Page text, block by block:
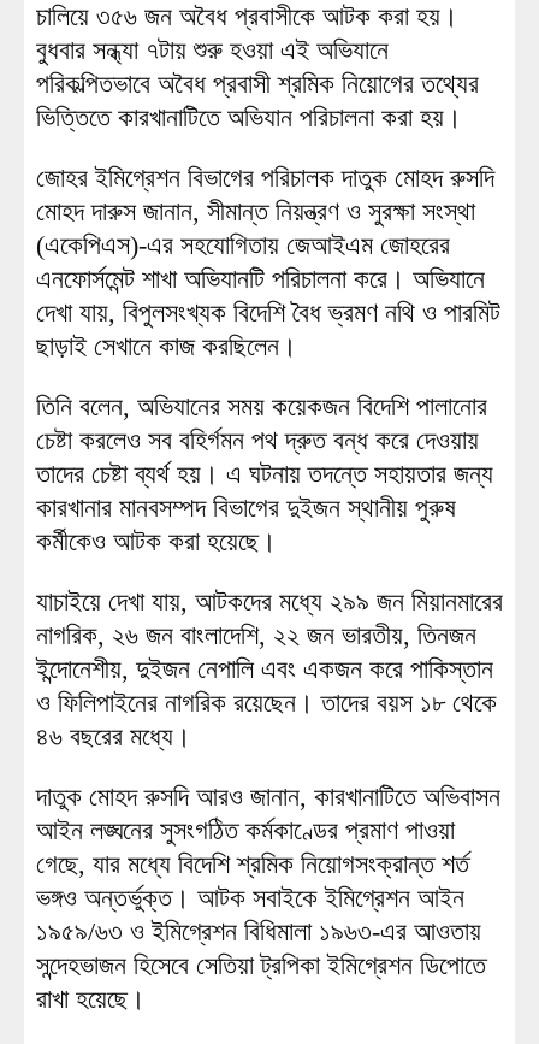
চালিয়ে ৩৫৬ জন অবৈধ প্রবাসীকে আটক করা হয়।
বুধবার সন্ধ্যা ৭টায় শুরু হওয়া এই অভিযানে
পরিকল্পিতভাবে অবৈধ প্রবাসী শ্রমিক নিয়োগের তথ্যের
ভিত্তিতে কারখানাটিতে অভিযান পরিচালনা করা হয়।
জোহর ইমিগ্রেশন বিভাগের পরিচালক দাতুক মোহদ রুসদি
মোহদ দারুস জানান, সীমান্ত নিয়ন্ত্রণ ও সুরক্ষা সংস্থা
(একেপিএস)-এর সহযোগিতায় জেআইএম জোহরের
এনফোর্সমেন্ট শাখা অভিযানটি পরিচালনা করে। অভিযানে
দেখা যায়, বিপুলসংখ্যক বিদেশি বৈধ ভ্রমণ নথি ও পারমিট
ছাড়াই সেখানে কাজ করছিলেন।
তিনি বলেন, অভিযানের সময় কয়েকজন বিদেশি পালানোর
চেষ্টা করলেও সব বহির্গমন পথ দ্রুত বন্ধ করে দেওয়ায়
তাদের চেষ্টা ব্যর্থ হয়। এ ঘটনায় তদন্তে সহায়তার জন্য
কারখানার মানবসম্পদ বিভাগের দুইজন স্থানীয় পুরুষ
কর্মীকেও আটক করা হয়েছে।
যাচাইয়ে দেখা যায়, আটকদের মধ্যে ২৯৯ জন মিয়ানমারের
নাগরিক, ২৬ জন বাংলাদেশি, ২২ জন ভারতীয়, তিনজন
ইন্দোনেশীয়, দুইজন নেপালি এবং একজন করে পাকিস্তান
ও ফিলিপাইনের নাগরিক রয়েছেন। তাদের বয়স ১৮ থেকে
৪৬ বছরের মধ্যে।
দাতুক মোহদ রুসদি আরও জানান, কারখানাটিতে অভিবাসন
আইন লঙ্ঘনের সুসংগঠিত কর্মকাণ্ডের প্রমাণ পাওয়া
গেছে, যার মধ্যে বিদেশি শ্রমিক নিয়োগসংক্রান্ত শর্ত
ভঙ্গও অন্তর্ভুক্ত। আটক সবাইকে ইমিগ্রেশন আইন
১৯৫৯/৬৩ ও ইমিগ্রেশন বিধিমালা ১৯৬৩-এর আওতায়
সন্দেহভাজন হিসেবে সেতিয়া ট্রপিকা ইমিগ্রেশন ডিপোতে
রাখা হয়েছে।